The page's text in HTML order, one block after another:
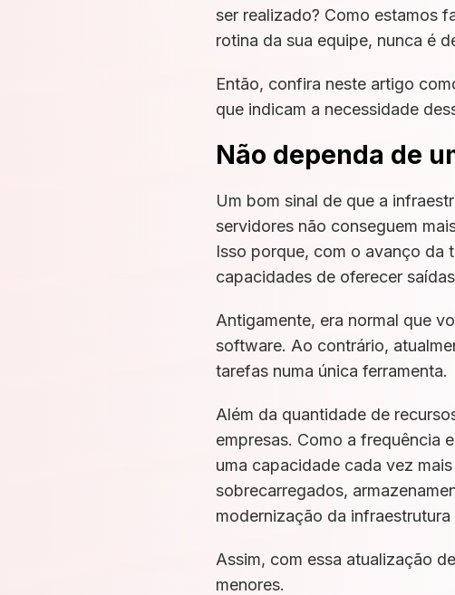
ser realizado? Como estamos
rotina da sua equipe, nunca é
Então, confira neste artigo
que indicam a necessidade
Não dependa de
Um bom sinal de que a
servidores não conseguem
Isso porque, com o avanço da
capacidades de oferecer
Antigamente, era normal que
software. Ao contrário,
tarefas numa única ferramenta.
Além da quantidade de
empresas. Como a frequência
uma capacidade cada vez
sobrecarregados,
modernização da infraestrutura
Assim, com essa atualização
menores.